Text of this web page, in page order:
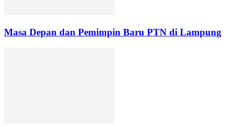
Masa Depan dan Pemimpin Baru PTN di Lampung